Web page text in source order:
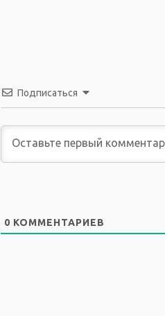
Подписаться
0 КОММЕНТАРИЕВ